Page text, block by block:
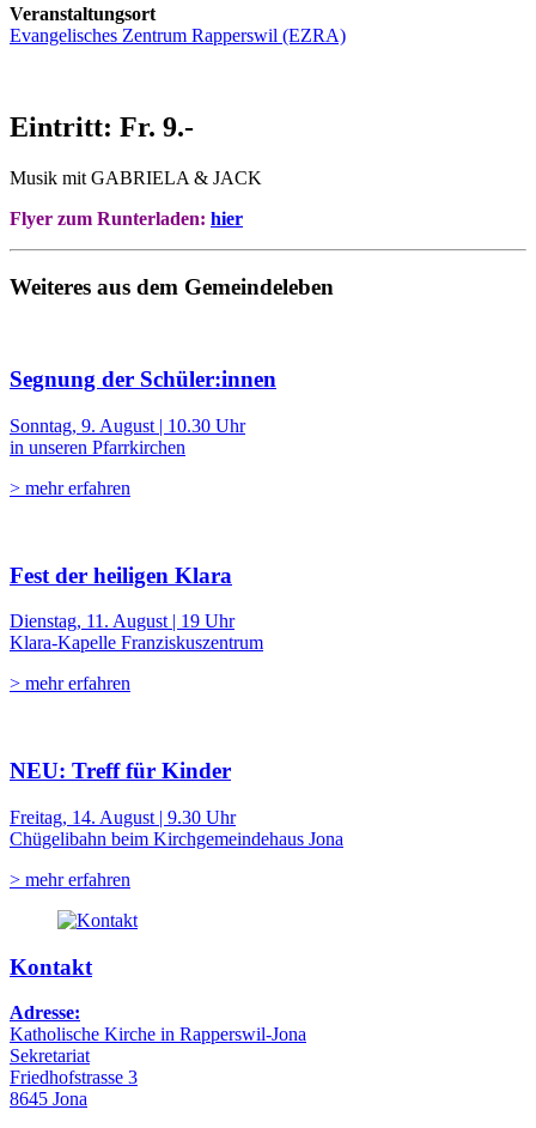
Veranstaltungsort
Evangelisches Zentrum Rapperswil (EZRA)
Eintritt: Fr. 9.-
Musik mit GABRIELA & JACK
Flyer zum Runterladen: hier
Weiteres aus dem Gemeindeleben
Segnung der Schüler:innen
Sonntag, 9. August | 10.30 Uhr
in unseren Pfarrkirchen
> mehr erfahren
Fest der heiligen Klara
Dienstag, 11. August | 19 Uhr
Klara-Kapelle Franziskuszentrum
> mehr erfahren
NEU: Treff für Kinder
Freitag, 14. August | 9.30 Uhr
Chügelibahn beim Kirchgemeindehaus Jona
> mehr erfahren
Kontakt
Adresse:
Katholische Kirche in Rapperswil-Jona
Sekretariat
Friedhofstrasse 3
8645 Jona